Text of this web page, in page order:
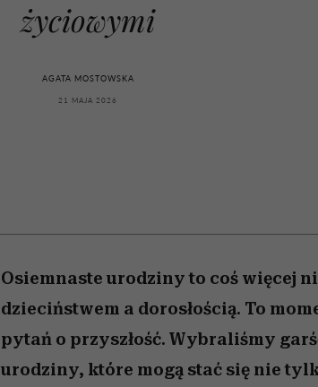
odc. 7]
życiowymi
AGATA MOSTOWSKA
21 MAJA 2026
Osiemnaste urodziny to coś więcej
dzieciństwem a dorosłością. To
pytań o przyszłość. Wybraliśmy
urodziny, które mogą stać się nie